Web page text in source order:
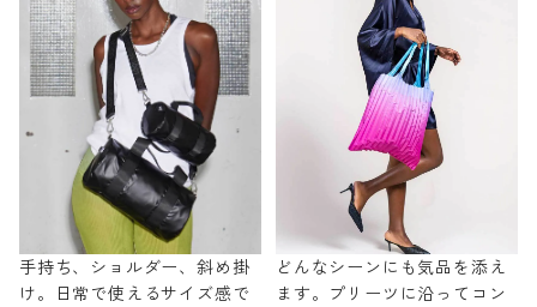
手持ち、ショルダー、斜め掛
け。日常で使えるサイズ感で
どんなシーンにも気品を添え
ます。プリーツに沿ってコン